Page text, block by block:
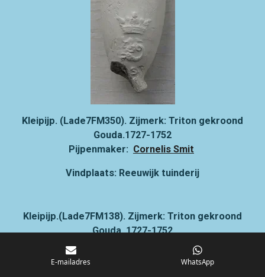
Kleipijp. (Lade7FM350). Zijmerk: Triton gekroond
Gouda.1727-1752
Pijpenmaker: Cornelis Smit
Vindplaats: Reeuwijk tuinderij
Kleipijp.(Lade7FM138). Zijmerk: Triton gekroond
Gouda. 1727-1752
Pijpenmaker:
Cornelis Smit
Vindplaats: Gouda Bodegraafse straatweg
E-mailadres WhatsApp